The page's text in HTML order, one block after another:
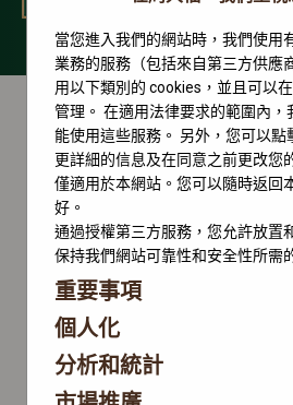
Deepsea 系列
當您進入我們的網站時，我們使用
業務的服務（包括來自第三方供應
用以下類別的 cookies，並且可以
管理。 在適用法律要求的範圍內，
能使用這些服務。 另外，您可以點
更詳細的信息及在同意之前更改您
僅適用於本網站。您可以隨時返回
好。
通過授權第三方服務，您允許放置
保持我們網站可靠性和安全性所需
重要事項
個人化
分析和統計